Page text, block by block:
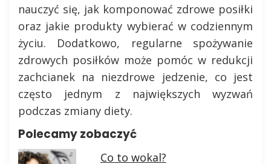
nauczyć się, jak komponować zdrowe posiłki
oraz jakie produkty wybierać w codziennym
życiu. Dodatkowo, regularne spożywanie
zdrowych posiłków może pomóc w redukcji
zachcianek na niezdrowe jedzenie, co jest
często jednym z największych wyzwań
podczas zmiany diety.
Polecamy zobaczyć
Co to wokal?